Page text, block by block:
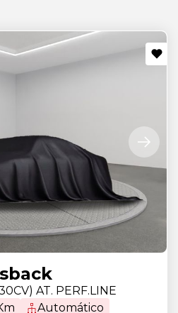
AT. PERF.LINE
Automático